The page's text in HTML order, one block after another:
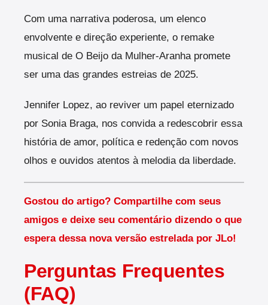
Com uma narrativa poderosa, um elenco
envolvente e direção experiente, o remake
musical de O Beijo da Mulher-Aranha promete
ser uma das grandes estreias de 2025.
Jennifer Lopez, ao reviver um papel eternizado
por Sonia Braga, nos convida a redescobrir essa
história de amor, política e redenção com novos
olhos e ouvidos atentos à melodia da liberdade.
Gostou do artigo? Compartilhe com seus
amigos e deixe seu comentário dizendo o que
espera dessa nova versão estrelada por JLo!
Perguntas Frequentes
(FAQ)